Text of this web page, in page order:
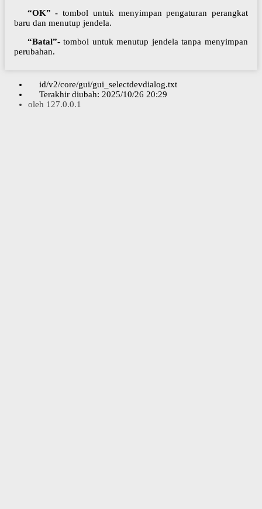
“OK” - tombol untuk menyimpan pengaturan perangkat
baru dan menutup jendela.
“Batal”-tombol untuk menutup jendela tanpa menyimpan
perubahan.
id/v2/core/gui/gui_selectdevdialog.txt
Terakhir diubah: 2025/10/26 20:29
oleh 127.0.0.1